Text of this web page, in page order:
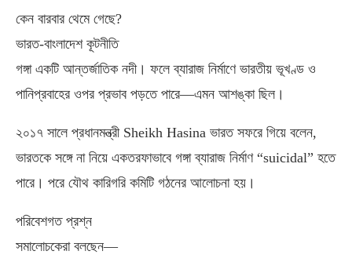
কেন বারবার থেমে গেছে?
ভারত-বাংলাদেশ কূটনীতি
গঙ্গা একটি আন্তর্জাতিক নদী। ফলে ব্যারাজ নির্মাণে ভারতীয় ভূখণ্ড ও
পানিপ্রবাহের ওপর প্রভাব পড়তে পারে—এমন আশঙ্কা ছিল।
২০১৭ সালে প্রধানমন্ত্রী Sheikh Hasina ভারত সফরে গিয়ে বলেন,
ভারতকে সঙ্গে না নিয়ে একতরফাভাবে গঙ্গা ব্যারাজ নির্মাণ “suicidal” হতে
পারে। পরে যৌথ কারিগরি কমিটি গঠনের আলোচনা হয়।
পরিবেশগত প্রশ্ন
সমালোচকেরা বলছেন—